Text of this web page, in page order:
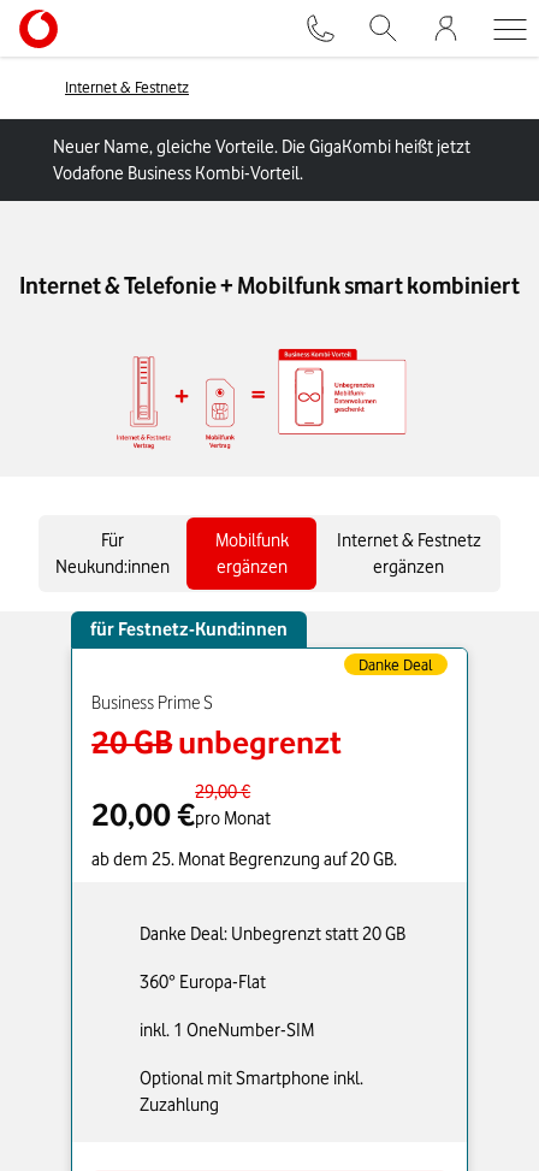
Internet & Festnetz
Neuer Name, gleiche Vorteile. Die GigaKombi heißt jetzt
Vodafone Business Kombi-Vorteil.
Internet & Telefonie + Mobilfunk smart kombiniert
Für
Neukund:innen
Mobilfunk
ergänzen
Internet & Festnetz
ergänzen
für Festnetz-Kund:innen
Danke Deal
Business Prime S
20 GBunbegrenzt
20,00 €
29,00 €
pro Monat
ab dem 25. Monat Begrenzung auf 20 GB.
Danke Deal: Unbegrenzt statt 20 GB
360° Europa-Flat
inkl. 1 OneNumber-SIM
Optional mit Smartphone inkl.
Zuzahlung